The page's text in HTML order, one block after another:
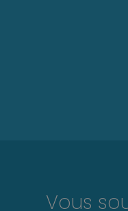
Vous